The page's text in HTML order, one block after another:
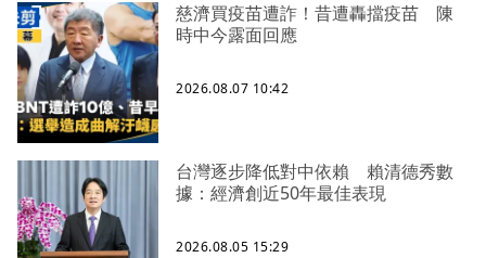
慈濟買疫苗遭詐！昔遭轟擋疫苗 陳
時中今露面回應
2026.08.07 10:42
台灣逐步降低對中依賴 賴清德秀數
據：經濟創近50年最佳表現
2026.08.05 15:29